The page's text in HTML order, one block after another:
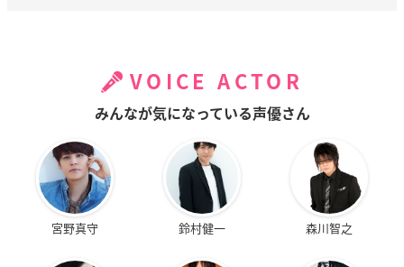
VOICE ACTOR
みんなが気になっている声優さん
宮野真守 鈴村健一 森川智之